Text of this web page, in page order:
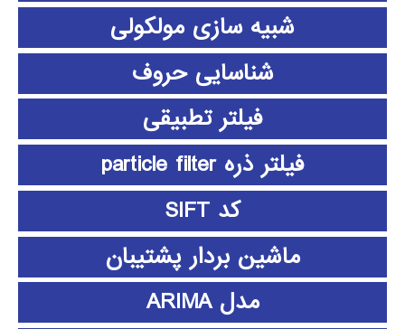
شبیه سازی مولکولی
شناسایی حروف
فیلتر تطبیقی
فیلتر ذره particle filter
کد SIFT
ماشین بردار پشتیبان
مدل ARIMA